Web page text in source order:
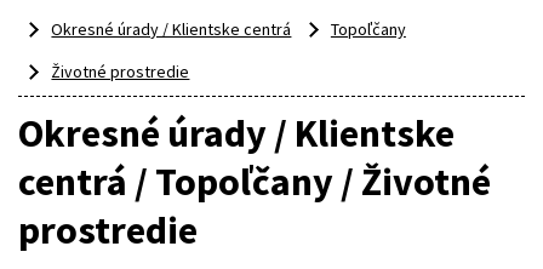
Okresné úrady / Klientske centrá
Topoľčany
Životné prostredie
Okresné úrady / Klientske
centrá / Topoľčany / Životné
prostredie